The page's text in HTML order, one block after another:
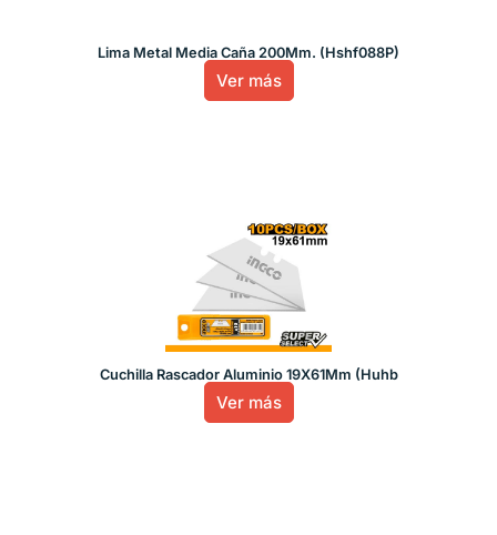
Lima Metal Media Caña 200Mm. (Hshf088P)
Ver más
Cuchilla Rascador Aluminio 19X61Mm (Huhb
Ver más